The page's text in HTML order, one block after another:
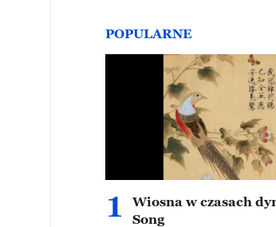
POPULARNE
1
Wiosna w czasach
Song